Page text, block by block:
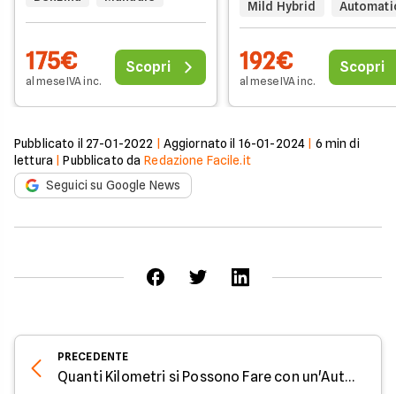
175€
al mese IVA inc.
Scopri
Mild Hybrid
192€
al mese IVA inc.
Scopri
Pubblicato il 27-01-2022 Aggiornato il 16-01-2024 6 min di
lettura |Pubblicato da Redazione Facile.it
Seguici su Google News
PRECEDENTE
Quanti Kilometri si Possono Fare con un'Auto a Noleggio Lungo Termine?